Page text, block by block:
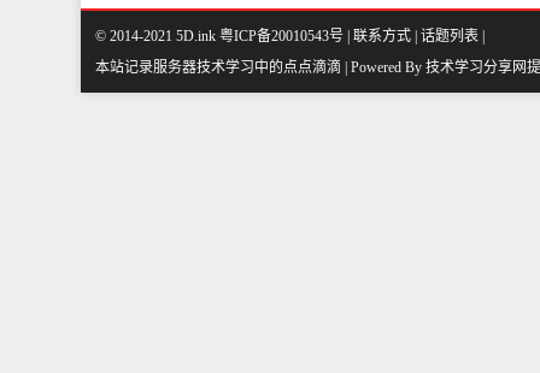
© 2014-2021 5D.ink 粤ICP备20010543号 联系方式 话题列表
本站记录服务器技术学习中的点点滴滴 | Powered By 技术学习分享网